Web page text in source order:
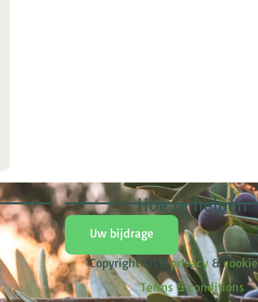
Hoe te helpen
Uw bijdrage
Copyright SJCDprivacy& cookie
Terms & conditions